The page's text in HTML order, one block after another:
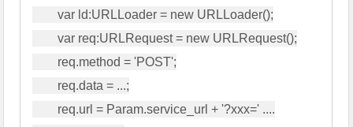
        var ld:URLLoader = new URLLoader();
        var req:URLRequest = new URLRequest();